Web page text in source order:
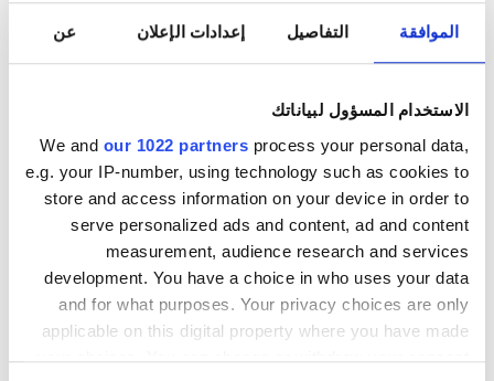
الموافقة التفاصيل إعدادات الإعلان عن
الاستخدام المسؤول لبياناتك
We and our 1022 partners process your personal data,
e.g. your IP-number, using technology such as cookies to
store and access information on your device in order to
serve personalized ads and content, ad and content
measurement, audience research and services
development. You have a choice in who uses your data
and for what purposes. Your privacy choices are only
applicable on this digital property where you have made
your choices. You can change or withdraw your consent
الجمعة 06:30 - 23:30
الأحد مُغلقة
طاقم العمل